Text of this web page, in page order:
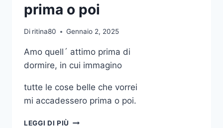
prima o poi
Di ritina80 Gennaio 2, 2025
Amo quell´ attimo prima di
dormire, in cui immagino
tutte le cose belle che vorrei
mi accadessero prima o poi.
LEGGI DI PIÙ AMO